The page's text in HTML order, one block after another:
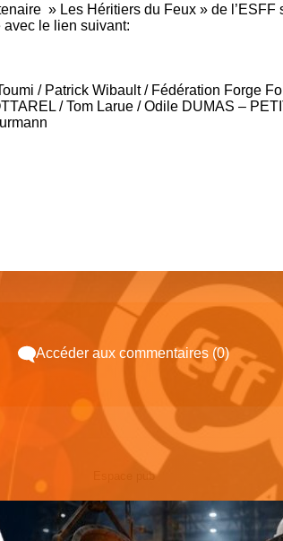
» Les Héritiers du Feux » de l’ESFF
avec le lien suivant:
/ Patrick Wibault/ Fédération Forge
/Tom Larue/Odile DUMAS –
Accéder aux commentaires (0)
Espace pub